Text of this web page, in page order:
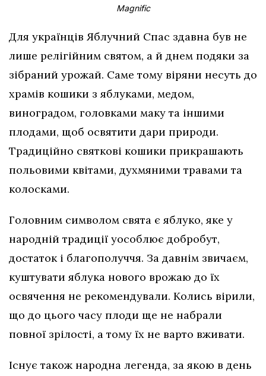
Magnific
Для українців Яблучний Спас здавна був не
лише релігійним святом, а й днем подяки за
зібраний урожай. Саме тому віряни несуть до
храмів кошики з яблуками, медом,
виноградом, головками маку та іншими
плодами, щоб освятити дари природи.
Традиційно святкові кошики прикрашають
польовими квітами, духмяними травами та
колосками.
Головним символом свята є яблуко, яке у
народній традиції уособлює добробут,
достаток і благополуччя. За давнім звичаєм,
куштувати яблука нового врожаю до їх
освячення не рекомендували. Колись вірили,
що до цього часу плоди ще не набрали
повної зрілості, а тому їх не варто вживати.
Існує також народна легенда, за якою в день